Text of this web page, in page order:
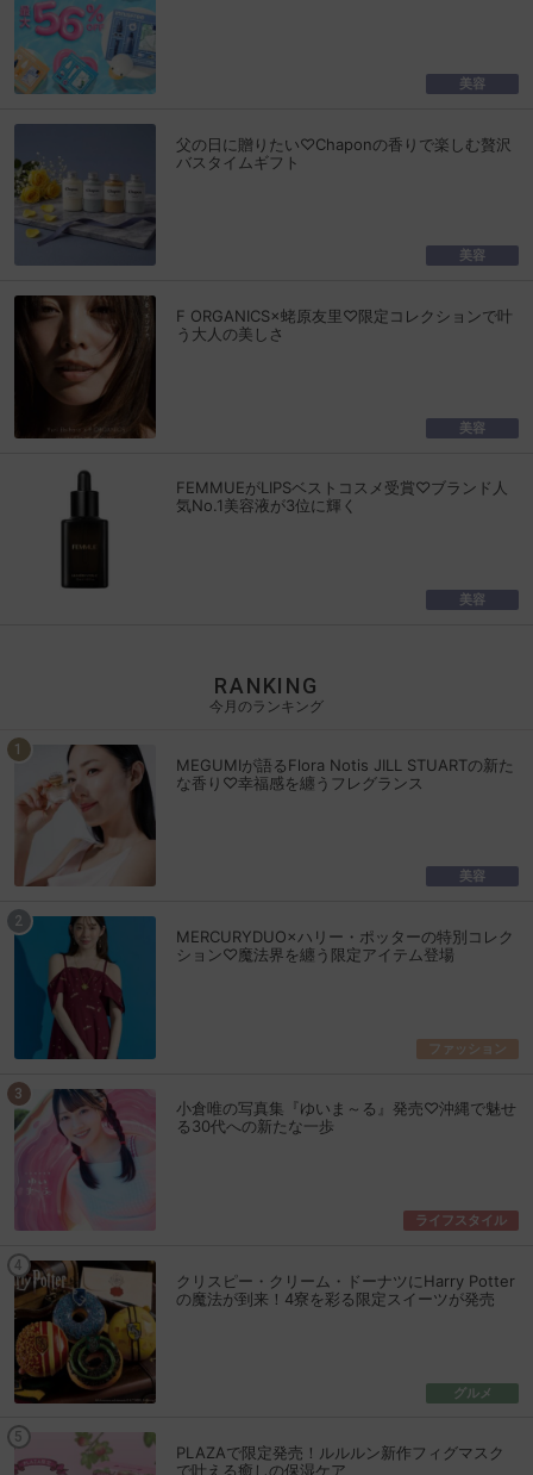
美容
父の日に贈りたい♡Chaponの香りで楽しむ贅沢
バスタイムギフト
美容
F ORGANICS×蛯原友里♡限定コレクションで叶
う大人の美しさ
美容
FEMMUEがLIPSベストコスメ受賞♡ブランド人
気No.1美容液が3位に輝く
美容
RANKING
今月のランキング
MEGUMIが語るFlora Notis JILL STUARTの新た
な香り♡幸福感を纏うフレグランス
美容
MERCURYDUO×ハリー・ポッターの特別コレク
ション♡魔法界を纏う限定アイテム登場
ファッション
小倉唯の写真集『ゆいま～る』発売♡沖縄で魅せ
る30代への新たな一歩
ライフスタイル
クリスピー・クリーム・ドーナツにHarry Potter
の魔法が到来！4寮を彩る限定スイーツが発売
グルメ
PLAZAで限定発売！ルルルン新作フィグマスク
で叶える癒しの保湿ケア